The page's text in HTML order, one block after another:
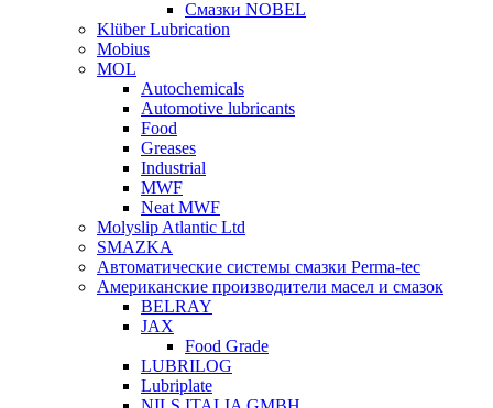
Смазки NOBEL
Klüber Lubrication
Mobius
MOL
Autochemicals
Automotive lubricants
Food
Greases
Industrial
MWF
Neat MWF
Molyslip Atlantic Ltd
SMAZKA
Автоматические системы смазки Perma-tec
Американские производители масел и смазок
BELRAY
JAX
Food Grade
LUBRILOG
Lubriplate